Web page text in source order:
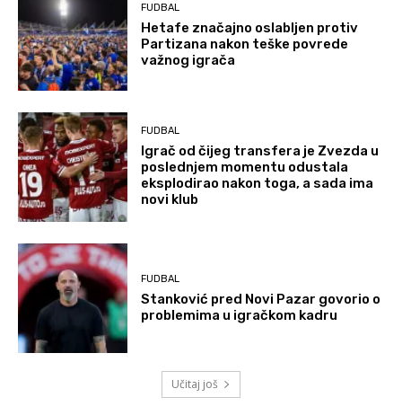
FUDBAL
Hetafe značajno oslabljen protiv
Partizana nakon teške povrede
važnog igrača
FUDBAL
Igrač od čijeg transfera je Zvezda u
poslednjem momentu odustala
eksplodirao nakon toga, a sada ima
novi klub
FUDBAL
Stanković pred Novi Pazar govorio o
problemima u igračkom kadru
Učitaj još